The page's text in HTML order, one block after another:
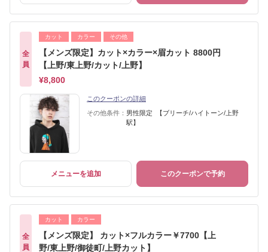
全
員
カット カラー その他
【メンズ限定】カット×カラー×眉カット 8800円
【上野/東上野/カット/上野】
¥8,800
このクーポンの詳細
その他条件： 男性限定 【ブリーチ/ハイトーン/上野
駅】
メニューを追加 このクーポンで予約
全
員
カット カラー
【メンズ限定】 カット×フルカラー￥7700【上
野/東上野/御徒町/上野カット】